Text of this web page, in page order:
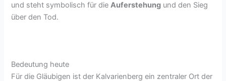
und steht symbolisch für dieAuferstehung und den Sieg
über den Tod.
Bedeutung heute
Für die Gläubigen ist der Kalvarienberg ein zentraler Ort der